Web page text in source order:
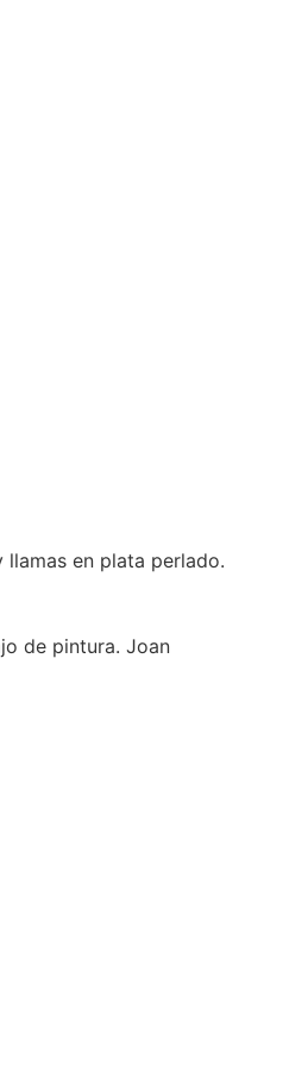
en plata perlado.
de pintura. Joan